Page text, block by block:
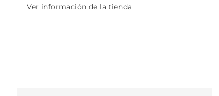
Ver información de la tienda